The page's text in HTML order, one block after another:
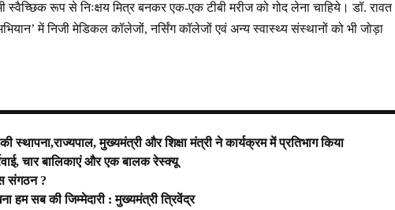
स्वैच्छिक रूप से निःक्षय मित्र बनकर एक-एक टीबी मरीज को गोद लेना चाहिये। डॉ. रावत
में निजी मेडिकल कॉलेजों, नर्सिंग कॉलेजों एवं अन्य स्वास्थ्य संस्थानों को भी जोड़ा
स्थापना,राज्यपाल, मुख्यमंत्री और शिक्षा मंत्री ने कार्यक्रम में प्रतिभाग किया
चार बालिकाएं और एक बालक रेस्क्यू
संगठन ?
हम सब की जिम्मेदारी : मुख्यमंत्री त्रिवेंद्र